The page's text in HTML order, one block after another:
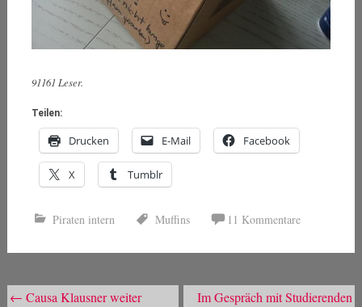
91161 Leser.
Teilen:
Drucken E-Mail Facebook
X Tumblr
Piraten intern Muffins 11 Kommentare
Beitragsnavigation
← Causa Klausner weiter
Im Gespräch mit Studierenden